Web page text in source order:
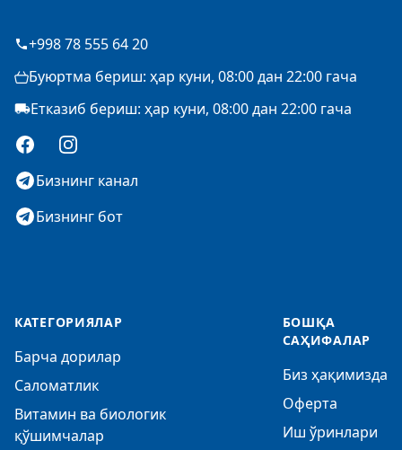
+998 78 555 64 20
Буюртма бериш: ҳар куни, 08:00 дан 22:00 гача
Етказиб бериш: ҳар куни, 08:00 дан 22:00 гача
FacebookInstagram
Бизнинг канал
Бизнинг бот
КАТЕГОРИЯЛАР
Барча дорилар
Саломатлик
Витамин ва биологик
қўшимчалар
БОШҚА
САҲИФАЛАР
Биз ҳақимизда
Оферта
Иш ўринлари